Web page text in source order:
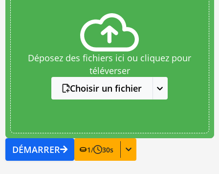
Déposez des fichiers ici ou cliquez pour
téléverser
Choisir un fichier
DÉMARRER 1/ 30s